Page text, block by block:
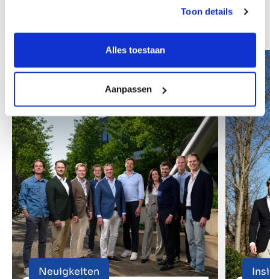
Toon details
Alles toestaan
Aanpassen
Neuigkeiten